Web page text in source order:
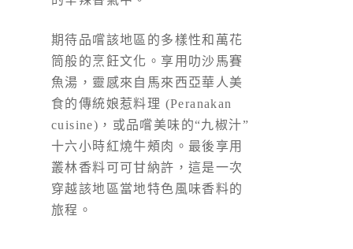
期待品嚐該地區的多樣性和萬花
筒般的烹飪文化。享用叻沙馬賽
魚湯，靈感來自馬來西亞華人美
食的傳統娘惹料理 (Peranakan
cuisine)，或品嚐美味的“九椒汁”
十六小時紅燒牛頰肉。最後享用
叢林香料可可甘納許，這是一次
穿越該地區當地特色風味香料的
旅程。